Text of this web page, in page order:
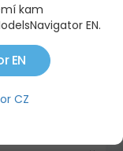
kam
EN.
EN
CZ